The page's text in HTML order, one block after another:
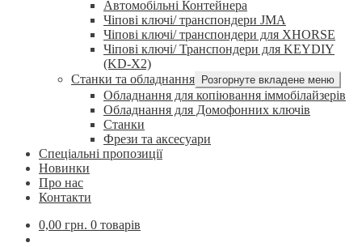
Автомобільні Контейнера
Чіпові ключі/ транспондери JMA
Чіпові ключі/ транспондери для XHORSE
Чіпові ключі/ Транспондери для KEYDIY
(KD-X2)
Станки та обладнання
Розгорнуте вкладене меню
Обладнання для копіювання іммобілайзерів
Обладнання для Домофонних ключів
Станки
Фрези та аксесуари
Спеціальні пропозиції
Новинки
Про нас
Контакти
0,00 грн. 0 товарів